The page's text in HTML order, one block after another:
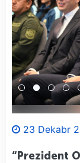
23 Dekabr
“Prezident